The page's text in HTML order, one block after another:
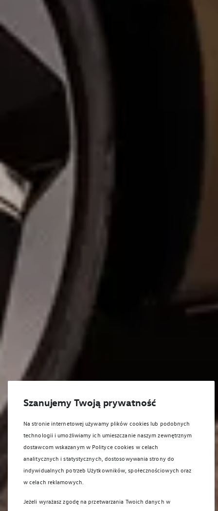
Szanujemy Twoją prywatność
Na stronie internetowej używamy plików cookies lub podobnych
technologii i umożliwiamy ich umieszczanie naszym zewnętrznym
dostawcom wskazanym w Polityce cookies w celach
analitycznych i statystycznych, dostosowywania strony do
indywidualnych potrzeb Użytkowników, społecznościowych oraz
w celach reklamowych.
Jeżeli wyrażasz zgodę na przetwarzania Twoich danych w